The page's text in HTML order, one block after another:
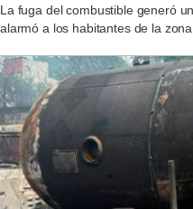
La fuga del combustible generó
alarmó a los habitantes de la zona.